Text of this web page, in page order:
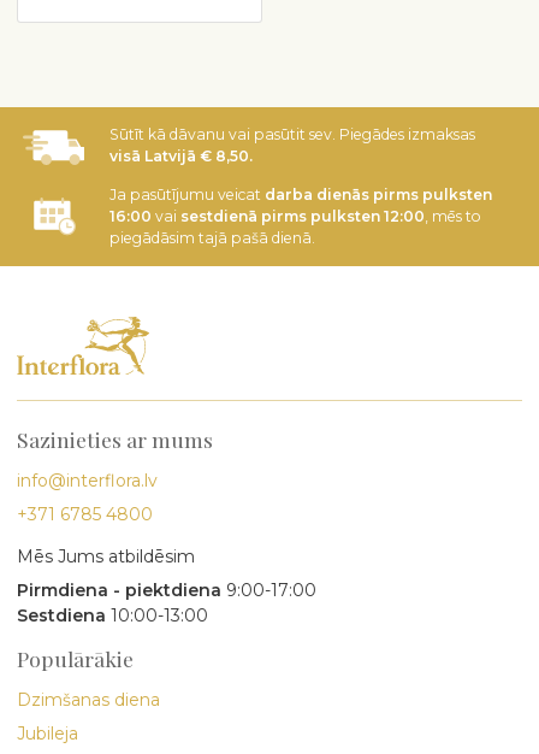
Sūtīt kā dāvanu vai pasūtit sev. Piegādes izmaksas
visā Latvijā € 8,50.
Ja pasūtījumu veicat darba dienās pirms pulksten
16:00 vai sestdienā pirms pulksten 12:00, mēs to
piegādāsim tajā pašā dienā.
Sazinieties ar mums
info@interflora.lv
+371 6785 4800
Mēs Jums atbildēsim
Pirmdiena - piektdiena 9:00-17:00
Sestdiena 10:00-13:00
Populārākie
Dzimšanas diena
Jubileja